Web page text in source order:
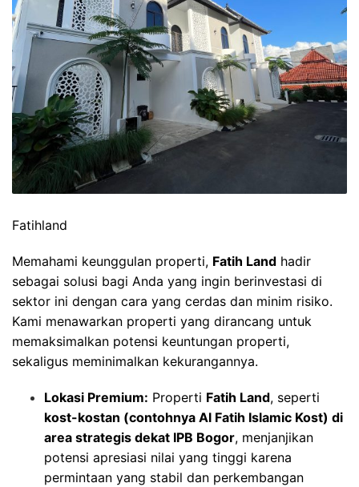
Fatihland
Memahami keunggulan properti, Fatih Land hadir
sebagai solusi bagi Anda yang ingin berinvestasi di
sektor ini dengan cara yang cerdas dan minim risiko.
Kami menawarkan properti yang dirancang untuk
memaksimalkan potensi keuntungan properti,
sekaligus meminimalkan kekurangannya.
Lokasi Premium: Properti Fatih Land, seperti
kost-kostan (contohnya Al Fatih Islamic Kost) di
area strategis dekat IPB Bogor, menjanjikan
potensi apresiasi nilai yang tinggi karena
permintaan yang stabil dan perkembangan